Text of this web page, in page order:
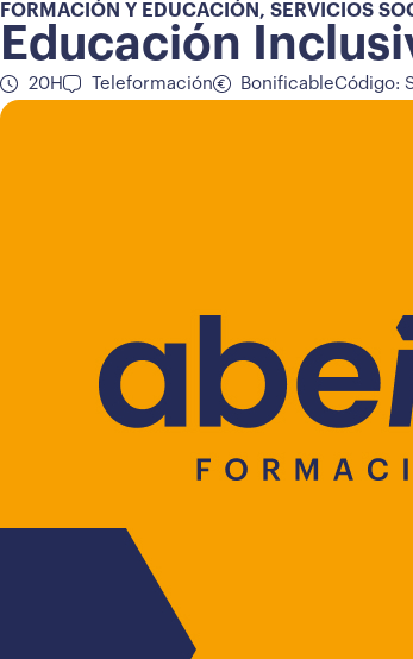
FORMACIÓN Y EDUCACIÓN , SERVICIOS
Educación
20H Teleformación BonificableCódigo: